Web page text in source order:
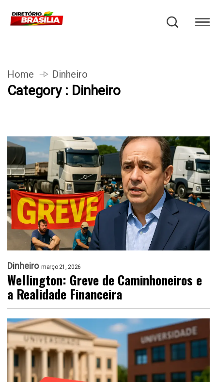
Home Dinheiro
Category : Dinheiro
Dinheiro março 21, 2026
Wellington: Greve de Caminhoneiros e
a Realidade Financeira